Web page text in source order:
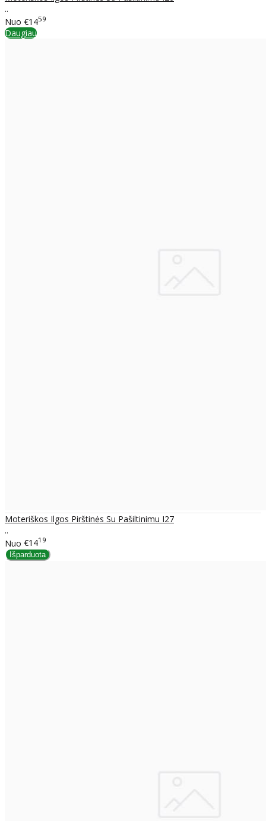
..
Nuo €1459
Daugiau
Moteriškos Ilgos Pirštinės Su Pašiltinimu I27
..
Nuo €1419